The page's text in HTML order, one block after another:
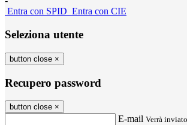
Entra con SPID Entra con CIE
Seleziona utente
button close ×
Recupero password
button close ×
E-mail Verrà